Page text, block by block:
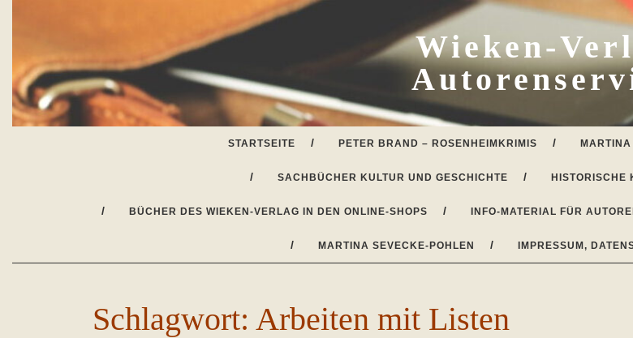
Wieken-
STARTSEITE PETER BRAND – ROSENHEIMKRIMIS
SACHBÜCHER KULTUR UND GESCHICHTE HISTORISCHE
BÜCHER DES WIEKEN-VERLAG IN DEN ONLINE-SHOPS INFO-MATERIAL FÜR
MARTINA SEVECKE-POHLEN IMPRESSUM,
Schlagwort: Arbeiten mit Listen